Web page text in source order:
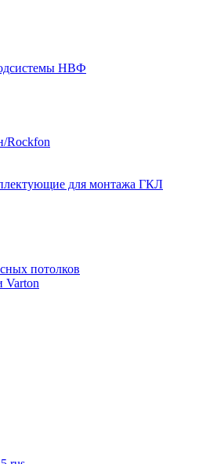
НВФ
Rockfon
для монтажа ГКЛ
потолков
Varton